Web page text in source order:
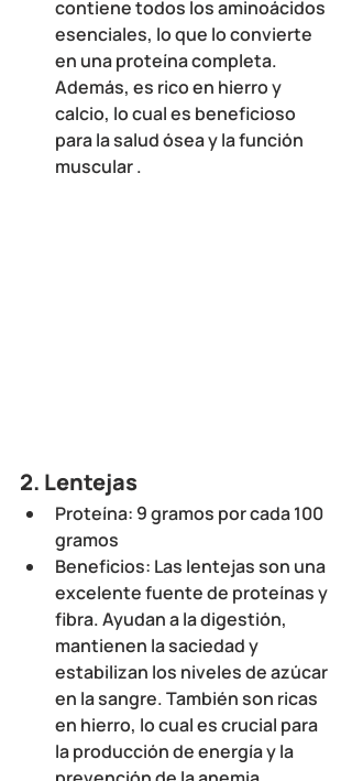
contiene todos los aminoácidos
esenciales, lo que lo convierte
en una proteína completa.
Además, es rico en hierro y
calcio, lo cual es beneficioso
para la salud ósea y la función
muscular .
2. Lentejas
Proteína: 9 gramos por cada 100
gramos
Beneficios: Las lentejas son una
excelente fuente de proteínas y
fibra. Ayudan a la digestión,
mantienen la saciedad y
estabilizan los niveles de azúcar
en la sangre. También son ricas
en hierro, lo cual es crucial para
la producción de energía y la